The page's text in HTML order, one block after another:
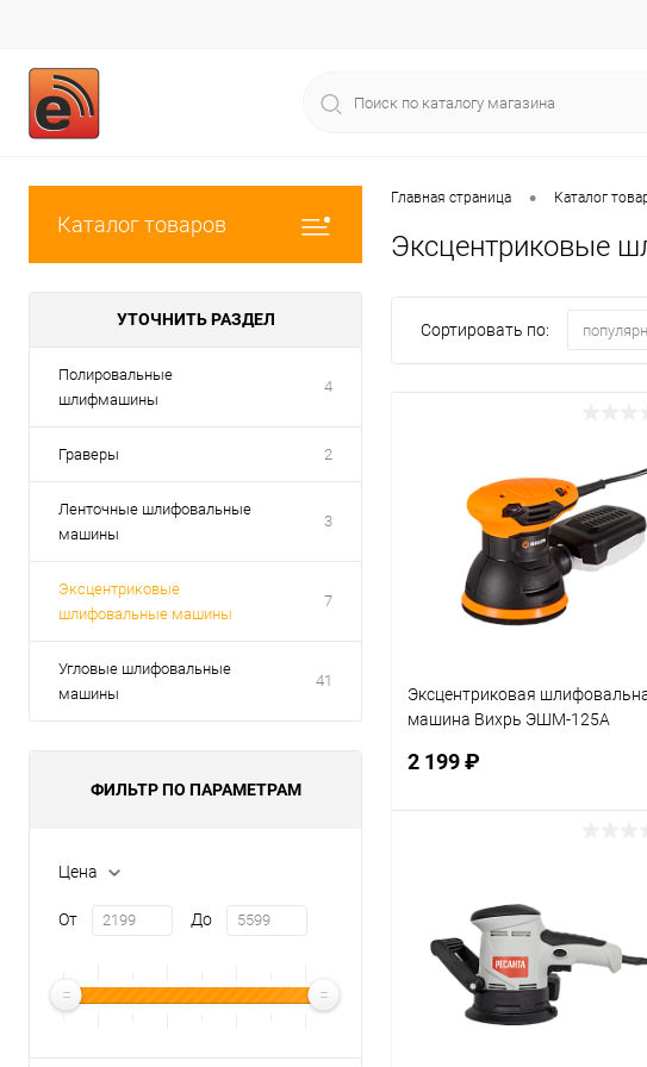
Каталог товаров
УТОЧНИТЬ РАЗДЕЛ
Полировальные
шлифмашины
4
Граверы 2
Ленточные шлифовальные
машины
3
Эксцентриковые
шлифовальные машины
7
Угловые шлифовальные
машины
41
ФИЛЬТР ПО ПАРАМЕТРАМ
Цена
От До
Главная страница • Каталог
Эксцентриковые
Сортировать по:
Эксцентриковая
машина Вихрь ЭШМ-125А
2 199 ₽
Купить в 1 клик
В избранное В